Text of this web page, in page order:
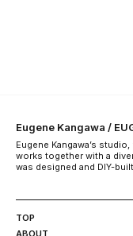
Eugene Kangawa /
Eugene Kangawa’s
works together with a
was designed and DIY-
TOP
ABOUT